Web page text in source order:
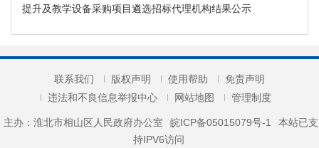
提升及教学设备采购项目遴选招标代理机构结果公示
联系我们 版权声明 使用帮助
免责声明
违法和不良信息举报中心
网站地图 管理制度
主办：淮北市相山区人民政府办公室 皖ICP备05015079号-1
本站已支
持IPV6访问